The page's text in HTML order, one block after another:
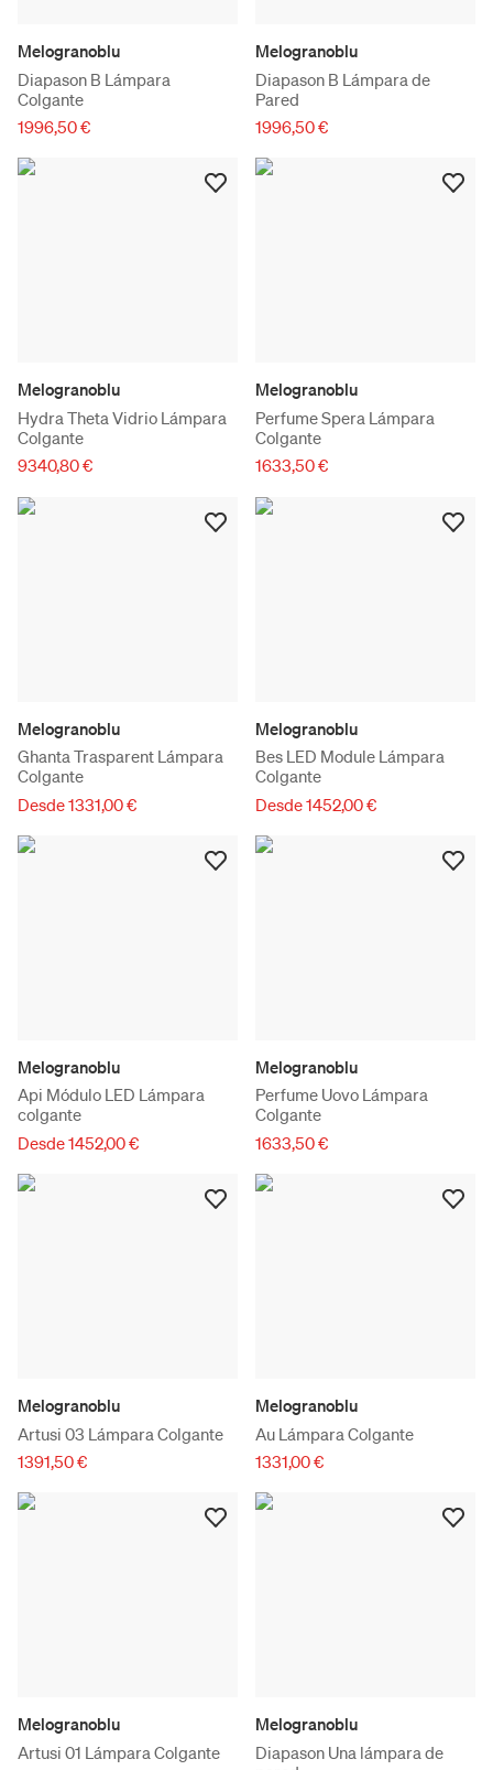
Melogranoblu
Diapason B Lámpara
Colgante
1996,50 €
Melogranoblu
Diapason B Lámpara de
Pared
1996,50 €
Melogranoblu
Hydra Theta Vidrio Lámpara
Colgante
9340,80 €
Melogranoblu
Perfume Spera Lámpara
Colgante
1633,50 €
Melogranoblu
Ghanta Trasparent Lámpara
Colgante
Desde 1331,00 €
Melogranoblu
Bes LED Module Lámpara
Colgante
Desde 1452,00 €
Melogranoblu
Api Módulo LED Lámpara
colgante
Desde 1452,00 €
Melogranoblu
Perfume Uovo Lámpara
Colgante
1633,50 €
Melogranoblu
Artusi 03 Lámpara Colgante
1391,50 €
Melogranoblu
Au Lámpara Colgante
1331,00 €
Melogranoblu
Artusi 01 Lámpara Colgante
Melogranoblu
Diapason Una lámpara de